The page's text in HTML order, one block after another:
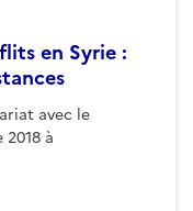
en Syrie :
avec le
à